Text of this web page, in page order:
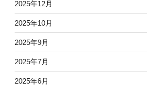
2025年12月
2025年10月
2025年9月
2025年7月
2025年6月